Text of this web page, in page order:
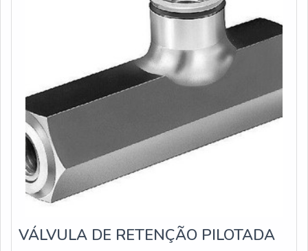
VÁLVULA DE RETENÇÃO PILOTADA